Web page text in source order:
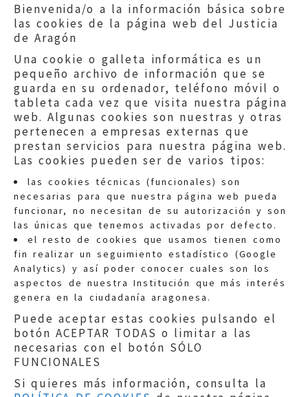
Bienvenida/o a la información básica sobre
las cookies de la página web del Justicia
de Aragón
Una cookie o galleta informática es un
pequeño archivo de información que se
guarda en su ordenador, teléfono móvil o
tableta cada vez que visita nuestra página
web. Algunas cookies son nuestras y otras
pertenecen a empresas externas que
prestan servicios para nuestra página web.
Las cookies pueden ser de varios tipos:
las cookies técnicas (funcionales) son
necesarias para que nuestra página web pueda
funcionar, no necesitan de su autorización y son
las únicas que tenemos activadas por defecto.
el resto de cookies que usamos tienen como
fin realizar un seguimiento estadístico (Google
Analytics) y así poder conocer cuales son los
aspectos de nuestra Institución que más interés
genera en la ciudadanía aragonesa.
Puede aceptar estas cookies pulsando el
botón ACEPTAR TODAS o limitar a las
necesarias con el botón SÓLO
FUNCIONALES
Si quieres más información, consulta la
Quejas:quejas@eljusticiadearagon.es
Información general:
informacion@eljusticiadearagon.es
Teléfonos:900 210 210/